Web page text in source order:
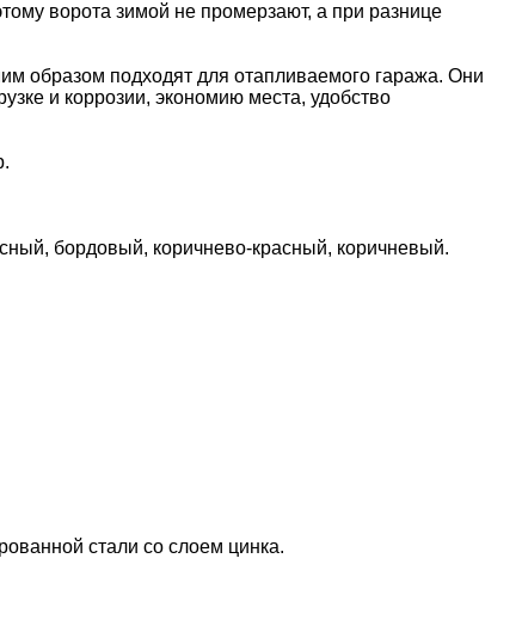
ворота зимой не промерзают, а при разнице
образом подходят для отапливаемого гаража. Они
и коррозии, экономию места, удобство
бордовый, коричнево-красный, коричневый.
стали со слоем цинка.